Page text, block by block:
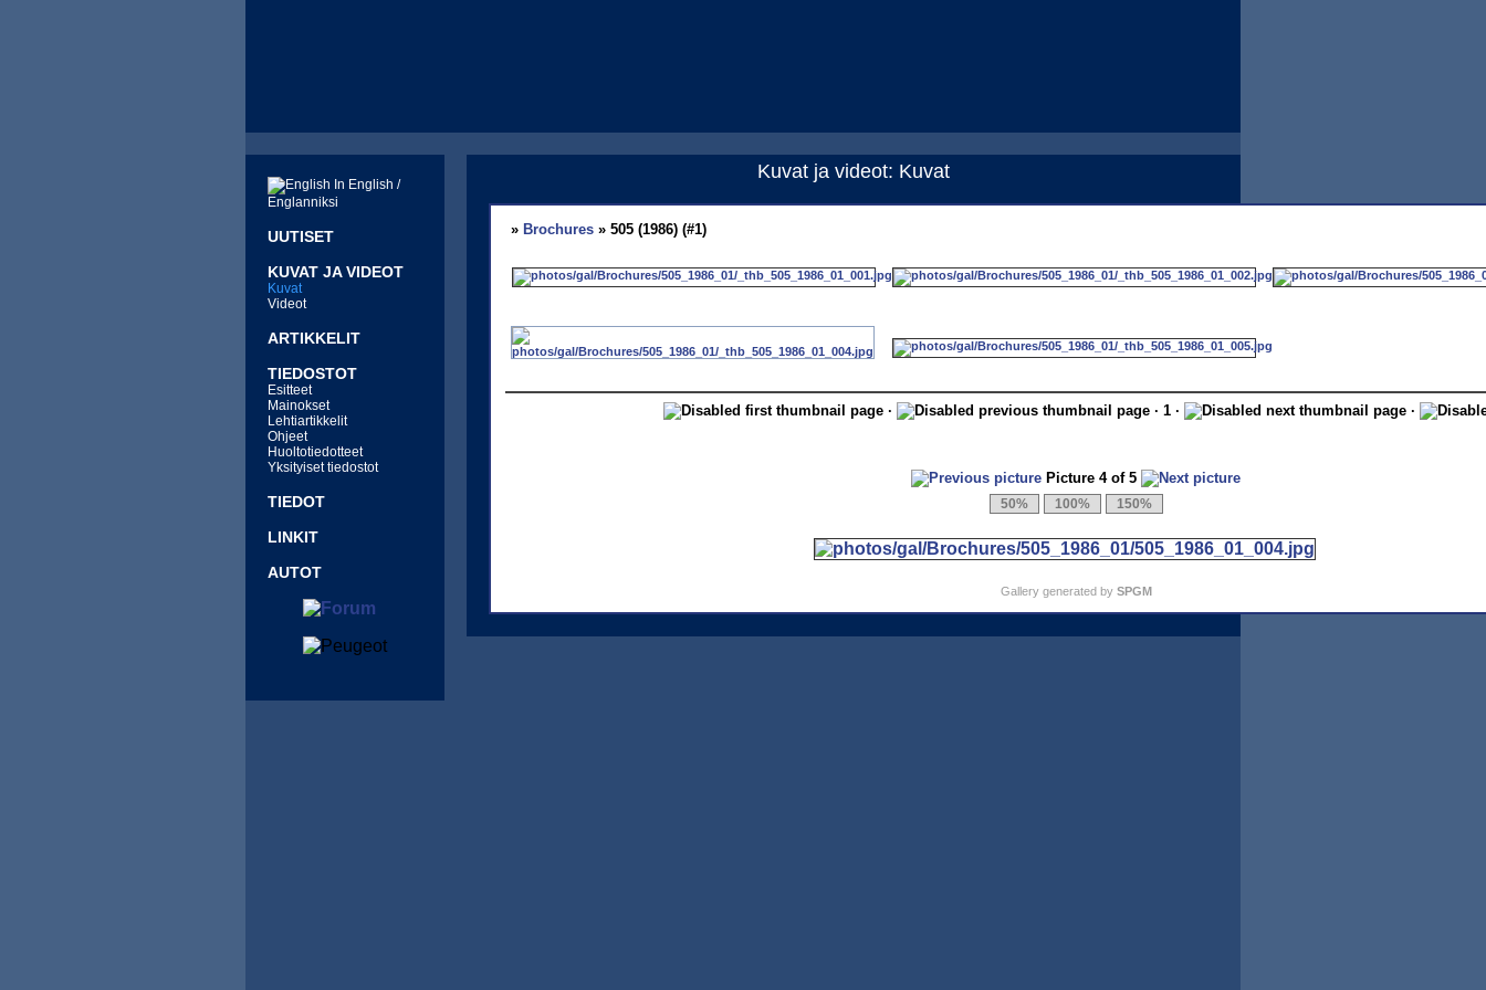
In English /
Englanniksi
UUTISET
KUVAT JA VIDEOT
Kuvat
Videot
ARTIKKELIT
TIEDOSTOT
Esitteet
Mainokset
Lehtiartikkelit
Ohjeet
Huoltotiedotteet
Yksityiset tiedostot
TIEDOT
LINKIT
AUTOT
Kuvat ja videot: Kuvat
» Brochures » 505 (1986) (#1)
· · 1 · ·
Picture 4 of 5
Gallery generated by SPGM